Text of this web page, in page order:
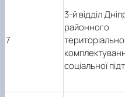
7
3-й відділ
районного
соціальної